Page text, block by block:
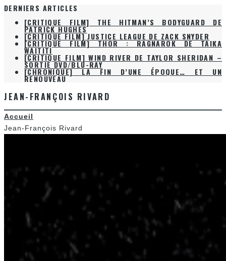
DERNIERS ARTICLES
[CRITIQUE FILM] THE HITMAN’S BODYGUARD DE
PATRICK HUGHES
[CRITIQUE FILM] JUSTICE LEAGUE DE ZACK SNYDER
[CRITIQUE FILM] THOR : RAGNAROK DE TAIKA
WAITITI
[CRITIQUE FILM] WIND RIVER DE TAYLOR SHERIDAN –
SORTIE DVD/BLU-RAY
[CHRONIQUE] LA FIN D’UNE ÉPOQUE… ET UN
RENOUVEAU
JEAN-FRANÇOIS RIVARD
Accueil
Jean-François Rivard